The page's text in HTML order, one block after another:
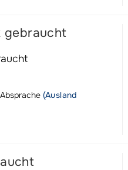
gebraucht
(Ausland